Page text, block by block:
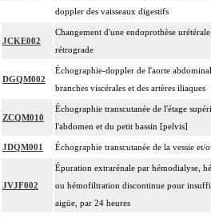
doppler des vaisseaux digestifs
JCKE002
Changement d'une endoprothèse
rétrograde
DGQM002
Échographie-doppler de l'aorte
branches viscérales et des artères iliaques
ZCQM010
Échographie transcutanée de l'étage
l'abdomen et du petit bassin [pelvis]
JDQM001 Échographie transcutanée de la vessie et/
JVJF002
Épuration extrarénale par hémodialyse,
ou hémofiltration discontinue pour
aigüe, par 24 heures